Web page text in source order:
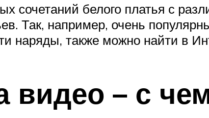
сочетаний белого платья с
Так, например, очень
наряды, также можно найти в
видео – с